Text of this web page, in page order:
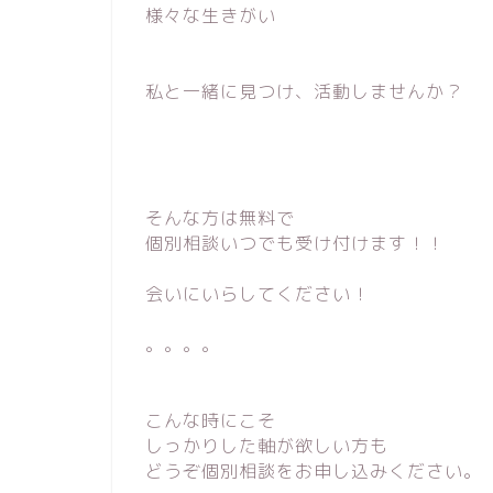
様々な生きがい
私と一緒に見つけ、活動しませんか？
そんな方は無料で
個別相談いつでも受け付けます！！
会いにいらしてください！
。。。。
こんな時にこそ
しっかりした軸が欲しい方も
どうぞ個別相談をお申し